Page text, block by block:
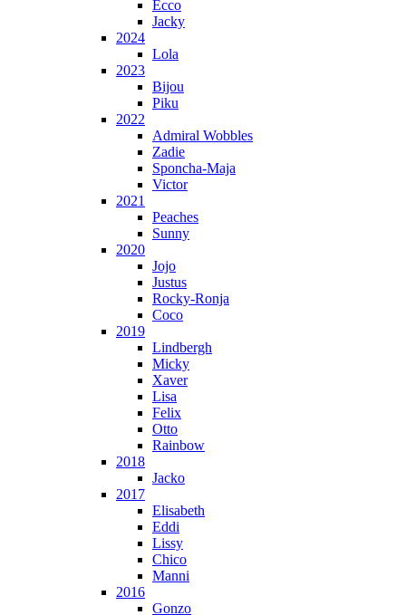
Ecco
Jacky
2024
Lola
2023
Bijou
Piku
2022
Admiral Wobbles
Zadie
Sponcha-Maja
Victor
2021
Peaches
Sunny
2020
Jojo
Justus
Rocky-Ronja
Coco
2019
Lindbergh
Micky
Xaver
Lisa
Felix
Otto
Rainbow
2018
Jacko
2017
Elisabeth
Eddi
Lissy
Chico
Manni
2016
Gonzo